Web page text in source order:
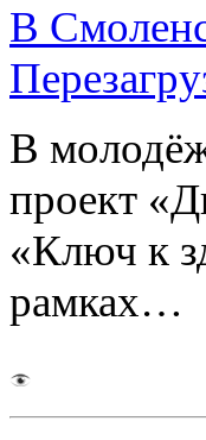
В
В
проект
«Ключ к
рамках…